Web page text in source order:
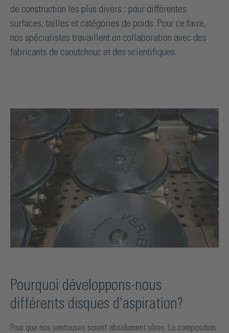
de construction les plus divers : pour différentes
surfaces, tailles et catégories de poids. Pour ce faire,
nos spécialistes travaillent en collaboration avec des
fabricants de caoutchouc et des scientifiques.
Pourquoi développons-nous
différents disques d'aspiration?
Pour que nos ventouses soient absolument sûres. La composition